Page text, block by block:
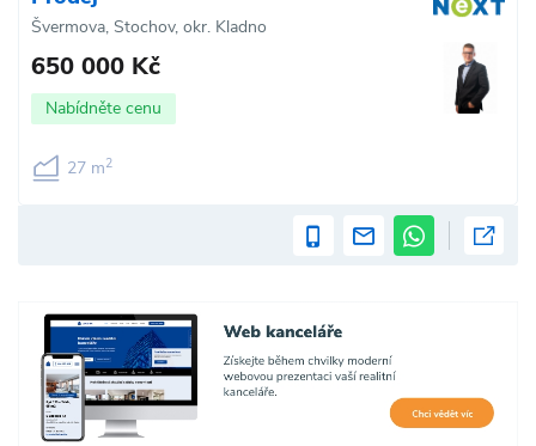
Švermova, Stochov, okr. Kladno
650 000 Kč
Nabídněte cenu
27 m2